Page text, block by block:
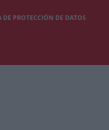
PROTECCIÓN DE DATOS